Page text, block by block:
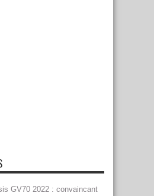
GV70 2022 : convaincant